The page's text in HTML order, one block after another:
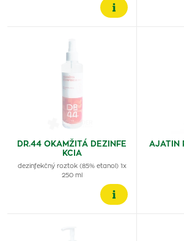
DR.44 OKAMŽITÁ DEZINFE
KCIA
dezinfekčný roztok (85% etanol) 1x
250 ml
AJATIN